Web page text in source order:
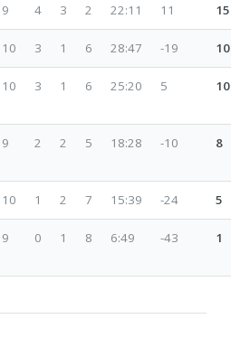
9 4 3 2 22:11 11 15
10 3 1 6 28:47 -19 10
10 3 1 6 25:20 5 10
9 2 2 5 18:28 -10 8
10 1 2 7 15:39 -24 5
9 0 1 8 6:49 -43 1